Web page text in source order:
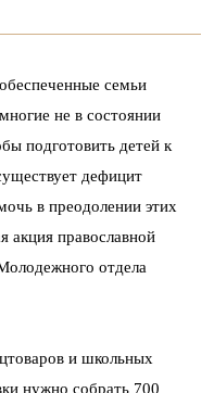
семьи
не в состоянии
подготовить детей к
дефицит
в преодолении этих
акция православной
отдела
и школьных
нужно собрать 700